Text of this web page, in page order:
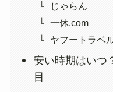
じゃらん
一休.com
ヤフートラベ
安い時期はいつ
目